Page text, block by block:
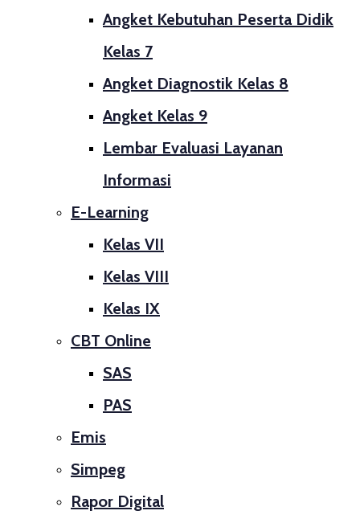
Angket Kebutuhan Peserta Didik
Kelas 7
Angket Diagnostik Kelas 8
Angket Kelas 9
Lembar Evaluasi Layanan
Informasi
E-Learning
Kelas VII
Kelas VIII
Kelas IX
CBT Online
SAS
PAS
Emis
Simpeg
Rapor Digital